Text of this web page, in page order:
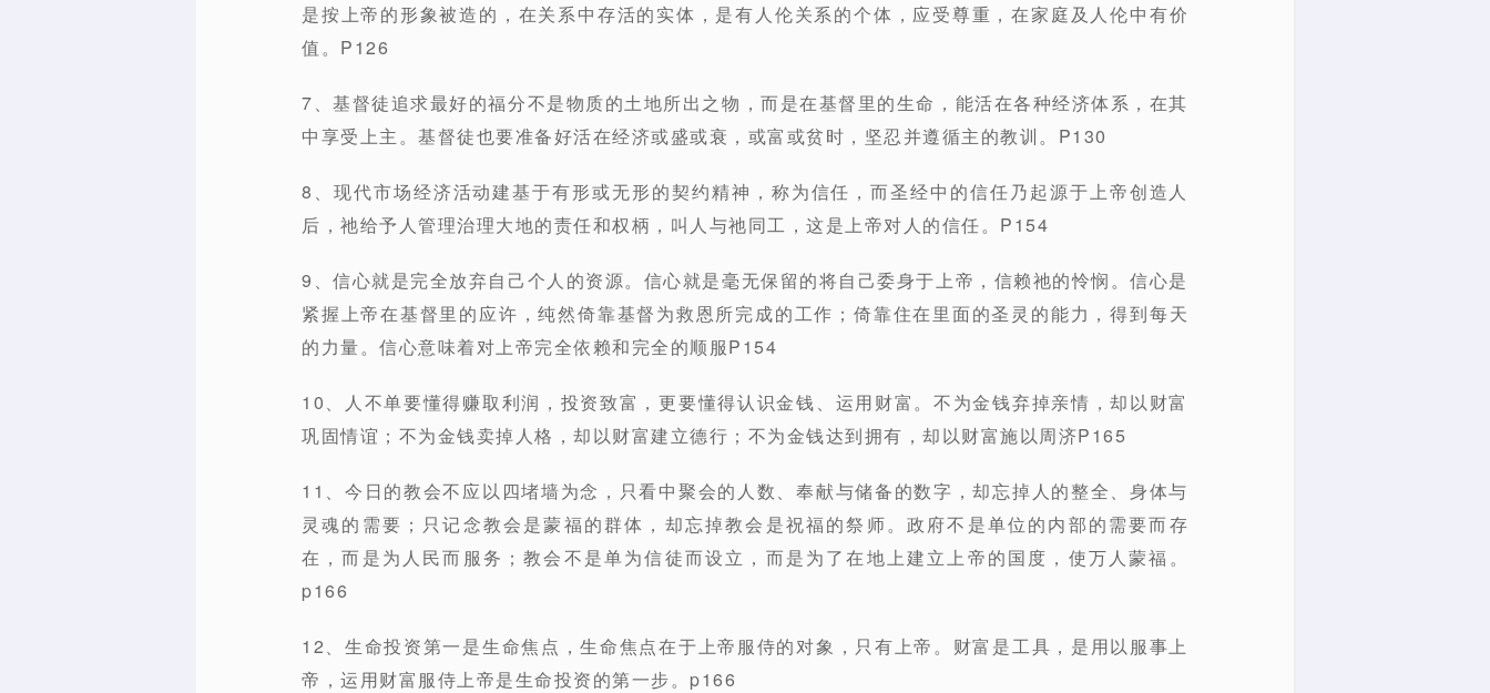
是按上帝的形象被造的，在关系中存活的实体，是有人伦关系的个体，应受尊重，在家庭及人伦中有价
值。P126
7、基督徒追求最好的福分不是物质的土地所出之物，而是在基督里的生命，能活在各种经济体系，在其
中享受上主。基督徒也要准备好活在经济或盛或衰，或富或贫时，坚忍并遵循主的教训。P130
8、现代市场经济活动建基于有形或无形的契约精神，称为信任，而圣经中的信任乃起源于上帝创造人
后，祂给予人管理治理大地的责任和权柄，叫人与祂同工，这是上帝对人的信任。P154
9、信心就是完全放弃自己个人的资源。信心就是毫无保留的将自己委身于上帝，信赖祂的怜悯。信心是
紧握上帝在基督里的应许，纯然倚靠基督为救恩所完成的工作；倚靠住在里面的圣灵的能力，得到每天
的力量。信心意味着对上帝完全依赖和完全的顺服P154
10、人不单要懂得赚取利润，投资致富，更要懂得认识金钱、运用财富。不为金钱弃掉亲情，却以财富
巩固情谊；不为金钱卖掉人格，却以财富建立德行；不为金钱达到拥有，却以财富施以周济P165
11、今日的教会不应以四堵墙为念，只看中聚会的人数、奉献与储备的数字，却忘掉人的整全、身体与
灵魂的需要；只记念教会是蒙福的群体，却忘掉教会是祝福的祭师。政府不是单位的内部的需要而存
在，而是为人民而服务；教会不是单为信徒而设立，而是为了在地上建立上帝的国度，使万人蒙福。
p166
12、生命投资第一是生命焦点，生命焦点在于上帝服侍的对象，只有上帝。财富是工具，是用以服事上
帝，运用财富服侍上帝是生命投资的第一步。p166